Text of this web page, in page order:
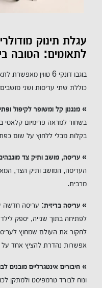
לתאומים: הטובה
בוגבו דונקי 6 טווין
כוללת שתי עריסות ושני
» מנגנון קל ומשופר לקיפול
בשחור למראה פרימיום קלאסי
בקלות מבלי ללחוץ על שום
» עריסה, מושב ותיק צד
העריסה, המושב ותיק הצד,
מרבית.
» עריסה בריזית: עריסה חדשה
לפתיחה בתוך שנייה, יספק
לחקור את העולם שמחוץ
אפשרות נהדרת להציץ אחד על
» חיבורים אינטגרליים מובנים
ונוח לבורד טרמפיסט ולמתקן